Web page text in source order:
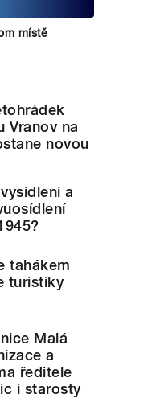
místě
Vranov na
novou
a
tahákem
turistiky
Malá
a
ředitele
i starosty